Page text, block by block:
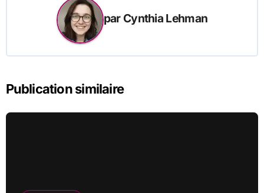
par Cynthia Lehman
Publication similaire